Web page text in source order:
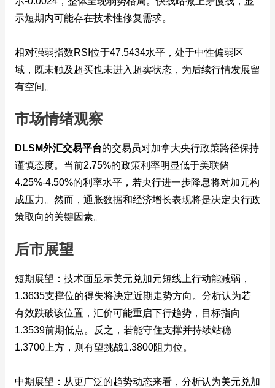
示短期内可能存在技术性修复需求。
相对强弱指数RSI位于47.5434水平，处于中性偏弱区
域，既未触及超买也未进入超卖状态，为后续行情发展留
有空间。
市场情绪观察
DLSM外汇交易平台的交易员对加拿大央行政策路径保持
谨慎态度。当前2.75%的政策利率明显低于美联储
4.25%-4.50%的利率水平，若央行进一步降息将对加元构
成压力。然而，通胀数据和经济增长表现将是决定央行政
策取向的关键因素。
后市展望
短期展望：技术面显示美元兑加元短线上行动能减弱，
1.3635支撑位的得失将决定近期走势方向。分析认为若
有效跌破该位置，汇价可能重启下行趋势，目标指向
1.3539前期低点。反之，若能守住支撑并持续站稳
1.3700上方，则有望挑战1.3800阻力位。
中期展望：从更广泛的趋势动态来看，分析认为美元兑加